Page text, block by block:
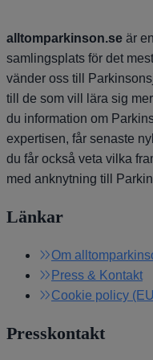
alltomparkinson.se är
samlingsplats för det
vänder oss till
till de som vill lära sig
du information om
expertisen, får senaste
du får också veta vilka
med anknytning till
Länkar
Om
Press & Kontakt
Cookie policy
Presskontakt